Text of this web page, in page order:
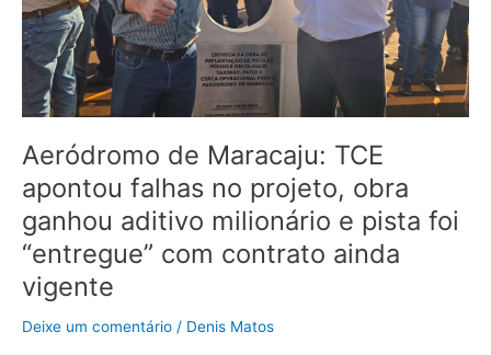
Aeródromo de Maracaju: TCE
apontou falhas no projeto, obra
ganhou aditivo milionário e pista foi
“entregue” com contrato ainda
vigente
Deixe um comentário / Denis Matos
obra
ganhou
aditivo
milionário
foi
“entregue”
com
contrato
ainda
vigente